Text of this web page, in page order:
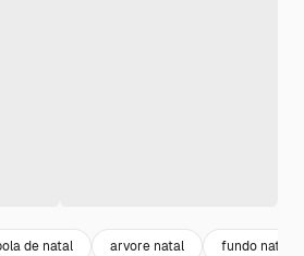
de natal arvore natal fundo natal